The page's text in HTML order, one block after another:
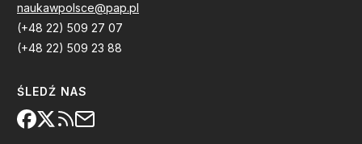
naukawpolsce@pap.pl
(+48 22) 509 27 07
(+48 22) 509 23 88
ŚLEDŹ NAS